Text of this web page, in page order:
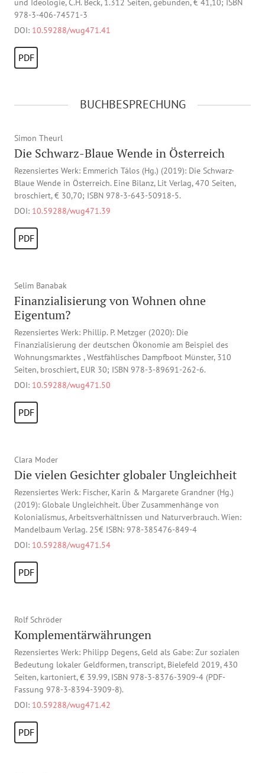
und Ideologie, C.H. Beck, 1.312 Seiten, gebunden, € 41,10; ISBN
978-3-406-74571-3
DOI: 10.59288/wug471.41
PDF
BUCHBESPRECHUNG
Simon Theurl
Die Schwarz-Blaue Wende in Österreich
Rezensiertes Werk: Emmerich Tálos (Hg.) (2019): Die Schwarz-
Blaue Wende in Österreich. Eine Bilanz, Lit Verlag, 470 Seiten,
broschiert, € 30,70; ISBN 978-3-643-50918-5.
DOI: 10.59288/wug471.39
PDF
Selim Banabak
Finanzialisierung von Wohnen ohne
Eigentum?
Rezensiertes Werk: Phillip. P. Metzger (2020): Die
Finanzialisierung der deutschen Ökonomie am Beispiel des
Wohnungsmarktes , Westfählisches Dampfboot Münster, 310
Seiten, broschiert, EUR 30; ISBN 978-3-89691-262-6.
DOI: 10.59288/wug471.50
PDF
Clara Moder
Die vielen Gesichter globaler Ungleichheit
Rezensiertes Werk: Fischer, Karin & Margarete Grandner (Hg.)
(2019): Globale Ungleichheit. Über Zusammenhänge von
Kolonialismus, Arbeitsverhältnissen und Naturverbrauch. Wien:
Mandelbaum Verlag. 25€ ISBN: 978-385476-849-4
DOI: 10.59288/wug471.54
PDF
Rolf Schröder
Komplementärwährungen
Rezensiertes Werk: Philipp Degens, Geld als Gabe: Zur sozialen
Bedeutung lokaler Geldformen, transcript, Bielefeld 2019, 430
Seiten, kartoniert, € 39.99, ISBN 978-3-8376-3909-4 (PDF-
Fassung 978-3-8394-3909-8).
DOI: 10.59288/wug471.42
PDF